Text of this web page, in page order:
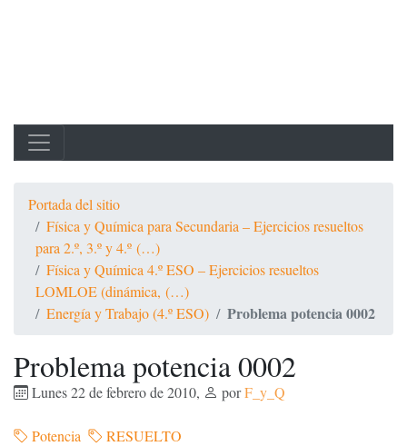
Portada del sitio
Física y Química para Secundaria – Ejercicios resueltos
para 2.º, 3.º y 4.º (…)
Física y Química 4.º ESO – Ejercicios resueltos
LOMLOE (dinámica, (…)
Energía y Trabajo (4.º ESO)
Problema potencia 0002
Problema potencia 0002
Lunes 22 de febrero de 2010, porF_y_Q
Potencia RESUELTO